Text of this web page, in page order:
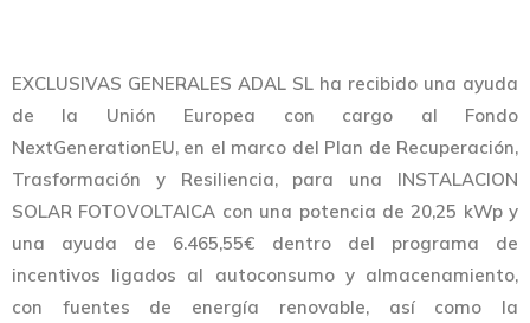
EXCLUSIVAS GENERALES ADAL SL ha recibido una ayuda
de la Unión Europea con cargo al Fondo
NextGenerationEU, en el marco del Plan de Recuperación,
Trasformación y Resiliencia, para una INSTALACION
SOLAR FOTOVOLTAICA con una potencia de 20,25 kWp y
una ayuda de 6.465,55€ dentro del programa de
incentivos ligados al autoconsumo y almacenamiento,
con fuentes de energía renovable, así como la